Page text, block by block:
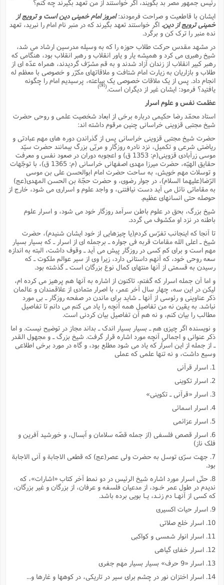
رئیس جمهور مصر بد بگویند، اگر خواستند از من تعهد بگیرند چه کنم؟
ایشان با قاطعیت و صراحت فرمودند:امروز امام خمینى دین است و ترویج از
خمینى ترویج از دین.اگر خواستند تعهد بگیرند که در منبر نام امام را نبرید، تعهد
نده منبر را ترک کن و برگرد.
در مشهد مقدس حرکت طلاب حوزه را که به وسیله مدرسین ارشاد مى شد،
شیخ رهبرى مى کرد و همیشه یار و یاور انقلاب و رهبر انقلاب بود، هنگامى که
رهبر کبیر انقلاب از زندان آزاد شدند و به قم مشرّف گردیدند، همراه عدّه اى از
طلاب و بازاریان به زیارت امام شتافت و ملاقاتهاى مکرّر و خصوصى با معظم له
انجام داد. پس از یک ملاقات خصوصى یک ساعته، پرسیدیم امام را چگونه
یافتید؟ فرمود: ایشان غیر از دیگران است. [9]
)
عظمت نفس و علوم اسرار
استاد محمّد رضا حکیمى درباره برخى از ابعاد شخصیت علمى و روحى حضرت
شیخ مجتبى قزوینى خراسانى چنین مرقوم داشته اند:
حضرت شیخ مجتبى قزوینى خراسانى پس از گذراندن دوره هاى مهم عبادتى و
ریاضتى شرعى و تکمیل، نزد نادره روزگار و مربّى بزرگ بیمانند حضرت سیّد
موسى زرآبادى قزوینى(م: 1353 ق) و اعجوبه دوران در صعود نفس و معرفت
حقایق الهیّه، حضرت میرزا مهدى اصفهانى خراسانى (م: 1365 ق)، با توجّهات
و توسلات مهم خویش، به ساحت حضرت امام ابوالحسن على بن موسى
الرّضا(علیهما السلام)، در جوار رضوى، و حضرت حجّة بن الحسن المهدى(عج)
به مقاماتى نائل مى آید دست نیافتنى، و واجد علوم و اسرارى مى شود، خارج از
حوصله حتى انسانهاى عظیم.
شیخ بزرگ، بحق در علوم باطن سرآمد روزگار خود مى شود، و اسرار علوم
باطنه در نزد او مکشوف مى گردد.
تا آنجا که اینجانب تفرّس کردم(یا چیزهایى از خود ایشان شنیدم)، حضرت
شیخ ـ اعلى الله مقامات قربه فى جواره ـ برجمله اى از اسرار ـ که بسیار بسیار
مهم است و براى کم کسى در روزگار پیش مى آید ـ وقوف داشت، البته به اندازه
سعه روحى خود، که آنهم داستانى دارد، زیرا وى از سیر عوالم ملکوت ـ که
رسیدن به قسمتى از آنها منتهاى کمال نوع بزرگان است ـ گذشته بود.
و اما آن جمله اسرار که گفتم، تاکنون از اشاره به آنها هم پرهیز مى کرده ام،
لیکن در این سه، چهار سال آخر عمر، با اصرار متمادى از علاقمندان و عالمان
ذکر عناوینى و رئوسى از آنها ـ شاید براى ماندن در صفحه روزگار ـ بى مورد
نباشد. به یقین نه من تفاصیل همه آنچه را یاد مى کنم مى دانم تا تفاصیل
مطالب را بیان کنم، و نه هم آن تفاصیل بیان کردنى است.
و نویسنده اگر چیزى هم ـ بسیار بسیار اندک ـ بداند مجاز در توضیح نیست. و اما
ذکر عنوانى و اجمالىِ آنچه مورد اشاره قرار گرفت. شیخ بزرگ ـ و مجهول القدر
ـ از جمله از این اسرار که یاد مى شود مطلع بود، و گاه در مورد برخى اطلاعى
وسیع داشت، و نه تنها علمى که عملى
1. اسرار قرآنى
2. اسرار تکوینى
3. اسرار «قرآنى ـ تکوینى»
4. اسرار اسمائى
5. اسرار عزائمى
6. اسرار قصص فلسفى (از جمله قصّه سلامان و اَبسال، و خورشید آفرین و
فلک ناز)
7. جهت سرّى توسل به حضرت ولى عصر(عج) که قطعى الاجابة و آنى الاجابة
بود.
8. حتّى اسرار مورد اشاره شیخ الرئیس در دو نمط آخر کتاب «اشارات»، که
ندیدم در طول عمر خـود، از مدعیان فلسفه و عرفان، از بزرگان و غیر بزرگان،
که کسى از آنهـا دم زنـد، یـا بویى برده باشد.
9. اسرار حیات اکسیرى
10. اسرار خلع صلاتى
11. اسرار انوار شمسى و کواکبى
12. اسرار خفاى گیاهى
13. اسرار «9 حرف» بسیار بسیار مهم جفرى
14. اسرار اختزان نور در چشم براى سیر در تاریکى، در کوهها و غارها و...